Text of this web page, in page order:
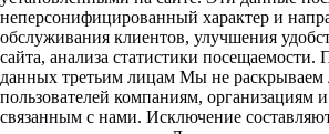
неперсонифицированный характер и
обслуживания клиентов, улучшения
сайта, анализа статистики посещаемости.
данных третьим лицам Мы не
пользователей компаниям, организациям
связанным с нами. Исключение